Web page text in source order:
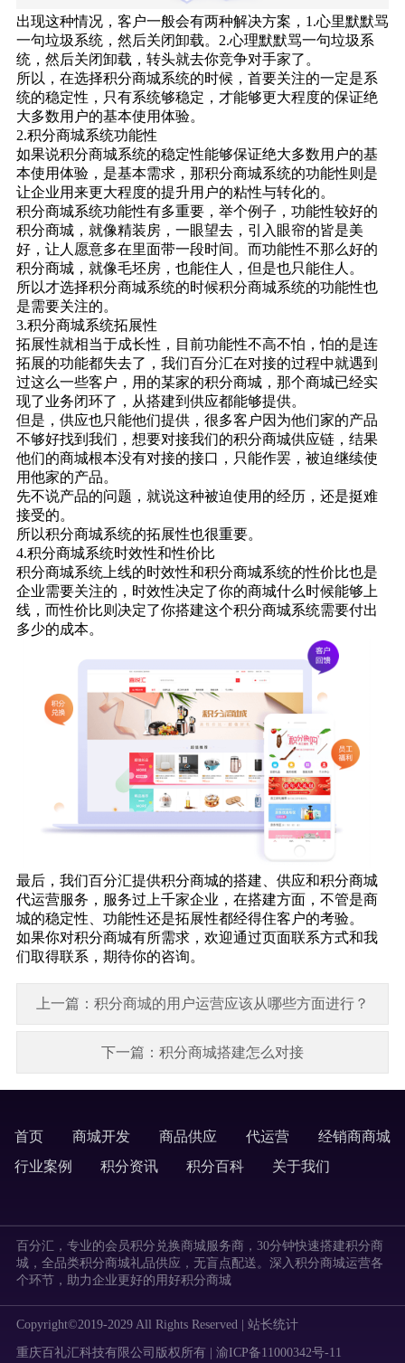
出现这种情况，客户一般会有两种解决方案，1.心里默默骂
一句垃圾系统，然后关闭卸载。2.心理默默骂一句垃圾系
统，然后关闭卸载，转头就去你竞争对手家了。
所以，在选择积分商城系统的时候，首要关注的一定是系
统的稳定性，只有系统够稳定，才能够更大程度的保证绝
大多数用户的基本使用体验。
2.积分商城系统功能性
如果说积分商城系统的稳定性能够保证绝大多数用户的基
本使用体验，是基本需求，那积分商城系统的功能性则是
让企业用来更大程度的提升用户的粘性与转化的。
积分商城系统功能性有多重要，举个例子，功能性较好的
积分商城，就像精装房，一眼望去，引入眼帘的皆是美
好，让人愿意多在里面带一段时间。而功能性不那么好的
积分商城，就像毛坯房，也能住人，但是也只能住人。
所以才选择积分商城系统的时候积分商城系统的功能性也
是需要关注的。
3.积分商城系统拓展性
拓展性就相当于成长性，目前功能性不高不怕，怕的是连
拓展的功能都失去了，我们百分汇在对接的过程中就遇到
过这么一些客户，用的某家的积分商城，那个商城已经实
现了业务闭环了，从搭建到供应都能够提供。
但是，供应也只能他们提供，很多客户因为他们家的产品
不够好找到我们，想要对接我们的积分商城供应链，结果
他们的商城根本没有对接的接口，只能作罢，被迫继续使
用他家的产品。
先不说产品的问题，就说这种被迫使用的经历，还是挺难
接受的。
所以积分商城系统的拓展性也很重要。
4.积分商城系统时效性和性价比
积分商城系统上线的时效性和积分商城系统的性价比也是
企业需要关注的，时效性决定了你的商城什么时候能够上
线，而性价比则决定了你搭建这个积分商城系统需要付出
多少的成本。
最后，我们百分汇提供积分商城的搭建、供应和积分商城
代运营服务，服务过上千家企业，在搭建方面，不管是商
城的稳定性、功能性还是拓展性都经得住客户的考验。
如果你对积分商城有所需求，欢迎通过页面联系方式和我
们取得联系，期待你的咨询。
上一篇：积分商城的用户运营应该从哪些方面进行？
下一篇：积分商城搭建怎么对接
首页 商城开发 商品供应 代运营
经销商商城
行业案例
积分资讯 积分百科 关于我们
百分汇，专业的会员积分兑换商城服务商，30分钟快速搭建积分商
城，全品类积分商城礼品供应，无盲点配送。深入积分商城运营各
个环节，助力企业更好的用好积分商城
Copyright©2019-2029 All Rights Reserved | 站长统计
重庆百礼汇科技有限公司版权所有 | 渝ICP备11000342号-11